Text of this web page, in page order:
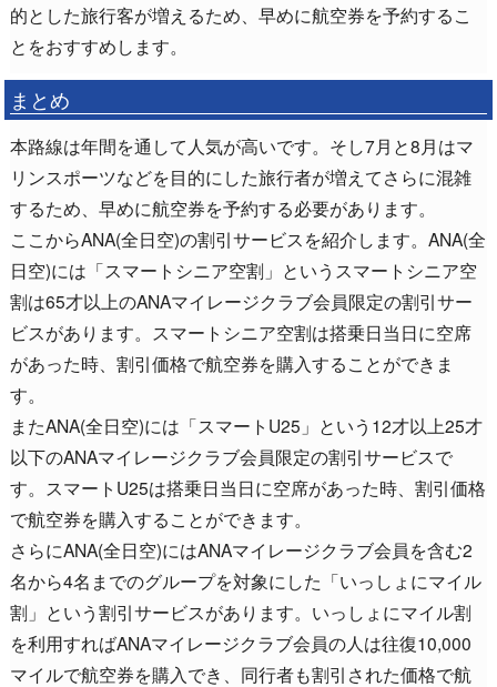
的とした旅行客が増えるため、早めに航空券を予約するこ
とをおすすめします。
まとめ
本路線は年間を通して人気が高いです。そし7月と8月はマ
リンスポーツなどを目的にした旅行者が増えてさらに混雑
するため、早めに航空券を予約する必要があります。
ここからANA(全日空)の割引サービスを紹介します。ANA(全
日空)には「スマートシニア空割」というスマートシニア空
割は65才以上のANAマイレージクラブ会員限定の割引サー
ビスがあります。スマートシニア空割は搭乗日当日に空席
があった時、割引価格で航空券を購入することができま
す。
またANA(全日空)には「スマートU25」という12才以上25才
以下のANAマイレージクラブ会員限定の割引サービスで
す。スマートU25は搭乗日当日に空席があった時、割引価格
で航空券を購入することができます。
さらにANA(全日空)にはANAマイレージクラブ会員を含む2
名から4名までのグループを対象にした「いっしょにマイル
割」という割引サービスがあります。いっしょにマイル割
を利用すればANAマイレージクラブ会員の人は往復10,000
マイルで航空券を購入でき、同行者も割引された価格で航